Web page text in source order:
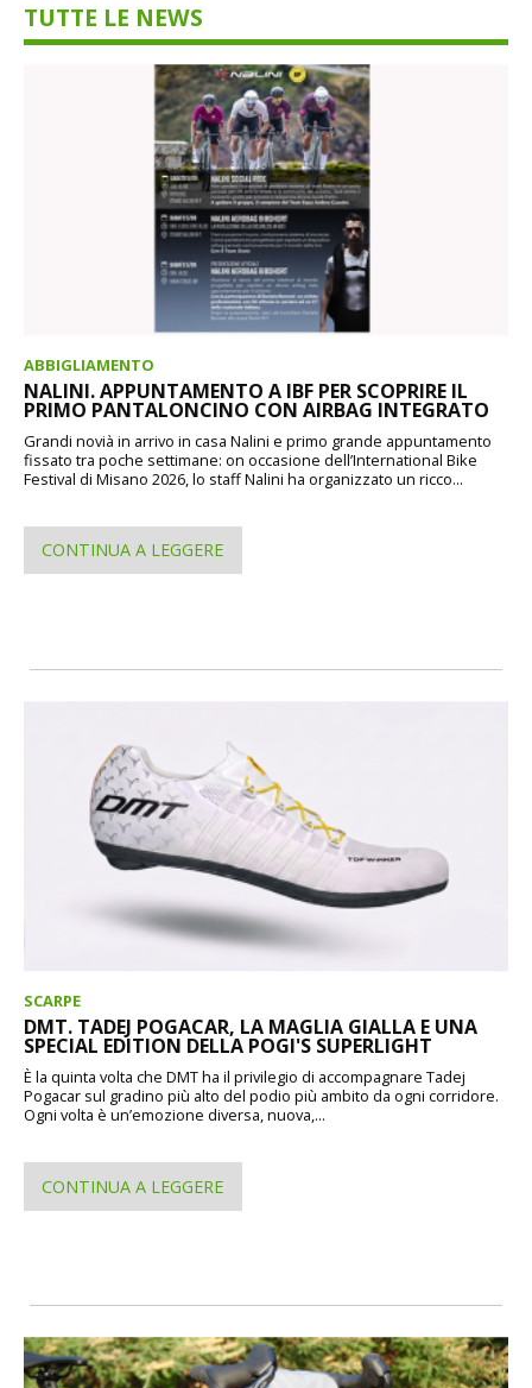
TUTTE LE NEWS
ABBIGLIAMENTO
NALINI. APPUNTAMENTO A IBF PER SCOPRIRE IL
PRIMO PANTALONCINO CON AIRBAG INTEGRATO
Grandi novià in arrivo in casa Nalini e primo grande appuntamento
fissato tra poche settimane: on occasione dell’International Bike
Festival di Misano 2026, lo staff Nalini ha organizzato un ricco...
CONTINUA A LEGGERE
SCARPE
DMT. TADEJ POGACAR, LA MAGLIA GIALLA E UNA
SPECIAL EDITION DELLA POGI'S SUPERLIGHT
È la quinta volta che DMT ha il privilegio di accompagnare Tadej
Pogacar sul gradino più alto del podio più ambito da ogni corridore.
Ogni volta è un’emozione diversa, nuova,...
CONTINUA A LEGGERE